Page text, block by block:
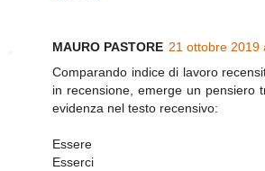
MAURO PASTORE 21 ottobre 2019
Comparando indice di lavoro
in recensione, emerge un pensiero
evidenza nel testo recensivo:
Essere
Esserci